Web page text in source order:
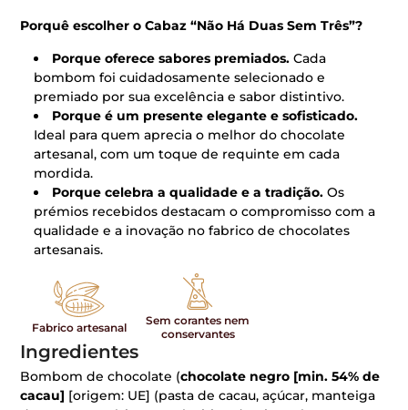
Porquê escolher o Cabaz “Não Há Duas Sem Três”?
Porque oferece sabores premiados. Cada
bombom foi cuidadosamente selecionado e
premiado por sua excelência e sabor distintivo.
Porque é um presente elegante e sofisticado.
Ideal para quem aprecia o melhor do chocolate
artesanal, com um toque de requinte em cada
mordida.
Porque celebra a qualidade e a tradição. Os
prémios recebidos destacam o compromisso com a
qualidade e a inovação no fabrico de chocolates
artesanais.
Fabrico artesanal
Sem corantes nem
conservantes
Ingredientes
Bombom de chocolate (chocolate negro [min. 54% de
cacau] [origem: UE] (pasta de cacau, açúcar, manteiga